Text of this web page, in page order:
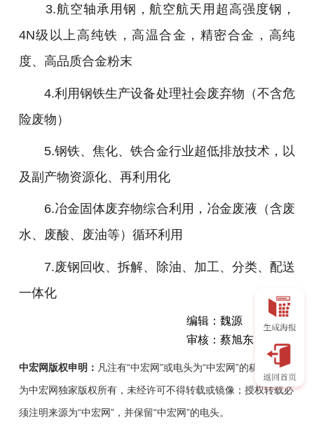
3.航空轴承用钢，航空航天用超高强度钢，
4N级以上高纯铁，高温合金，精密合金，高纯
度、高品质合金粉末
4.利用钢铁生产设备处理社会废弃物（不含危
险废物）
5.钢铁、焦化、铁合金行业超低排放技术，以
及副产物资源化、再利用化
6.冶金固体废弃物综合利用，冶金废液（含废
水、废酸、废油等）循环利用
7.废钢回收、拆解、除油、加工、分类、配送
一体化
编辑：魏源
审核：蔡旭东
中宏网版权申明： 凡注有“中宏网”或电头为“中宏网”的稿件，均
为中宏网独家版权所有，未经许可不得转载或镜像；授权转载必
须注明来源为“中宏网”，并保留“中宏网”的电头。